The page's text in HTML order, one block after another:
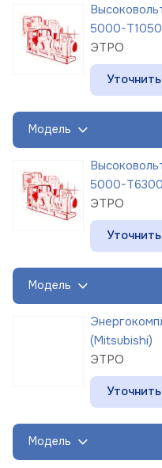
5000-
ЭТРО
Модель
5000-
ЭТРО
Модель
(Mitsubishi)
ЭТРО
Модель